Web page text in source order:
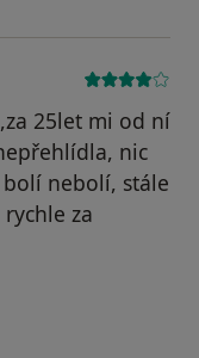
25let mi od ní
nic
nebolí, stále
za